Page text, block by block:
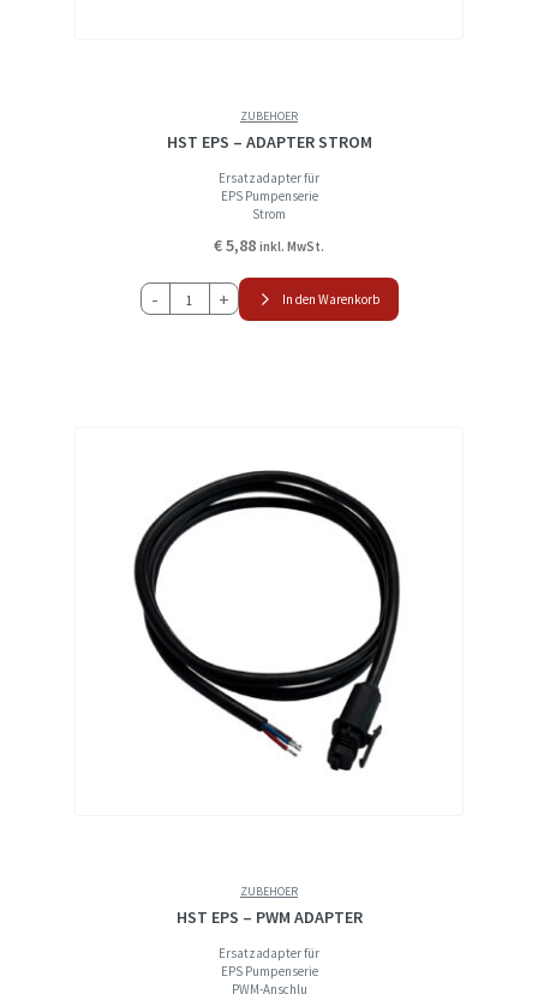
ZUBEHOER
HST EPS – ADAPTER STROM
Ersatzadapter für
EPS Pumpenserie
Strom
€5,88 inkl. MwSt.
-
HST
EPS
+ In den Warenkorb
ZUBEHOER
HST EPS – PWM ADAPTER
Ersatzadapter für
EPS Pumpenserie
PWM-Anschlu